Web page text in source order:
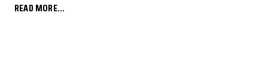
READ MORE...